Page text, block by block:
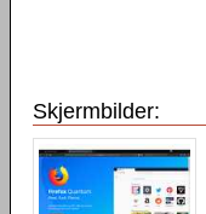
Skjermbilder: